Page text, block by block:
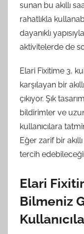
sunan bu akıllı
rahatlıkla
dayanıklı
aktivitelerde de
Elari Fixitime 3,
karşılayan bir
çıkıyor. Şık
bildirimler ve
kullanıcılara
Eğer zarif bir
tercih
Elari
Bilmeniz